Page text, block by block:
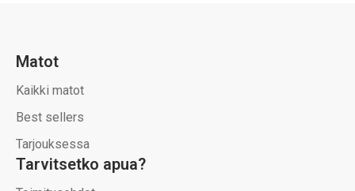
Matot
Kaikki matot
Best sellers
Tarjouksessa
Tarvitsetko apua?